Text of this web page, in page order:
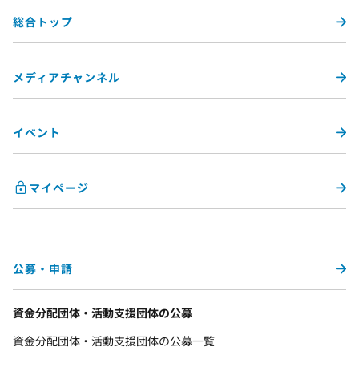
総合トップ
メディアチャンネル
イベント
マイページ
公募・申請
資金分配団体・活動支援団体の公募
資金分配団体・活動支援団体の公募一覧